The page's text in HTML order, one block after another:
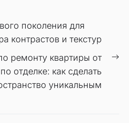
поколения для
контрастов и текстур
ремонту квартиры от
отделке: как сделать
уникальным